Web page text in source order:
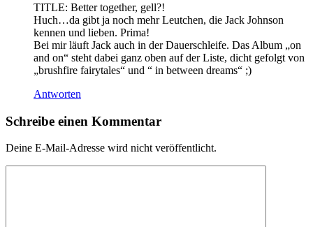
TITLE: Better together, gell?!
Huch…da gibt ja noch mehr Leutchen, die Jack Johnson
kennen und lieben. Prima!
Bei mir läuft Jack auch in der Dauerschleife. Das Album „on
and on“ steht dabei ganz oben auf der Liste, dicht gefolgt von
„brushfire fairytales“ und “ in between dreams“ ;)
Antworten
Schreibe einen Kommentar
Deine E-Mail-Adresse wird nicht veröffentlicht.